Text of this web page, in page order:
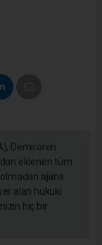
Demirören
eklenen tüm
ajans
alan hukuki
hiç bir